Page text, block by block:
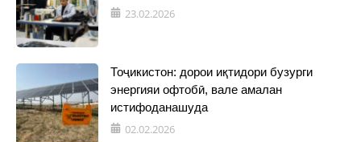
23.02.2026
Тоҷикистон: дорои иқтидори бузурги
энергияи офтобӣ, вале амалан
истифоданашуда
02.02.2026